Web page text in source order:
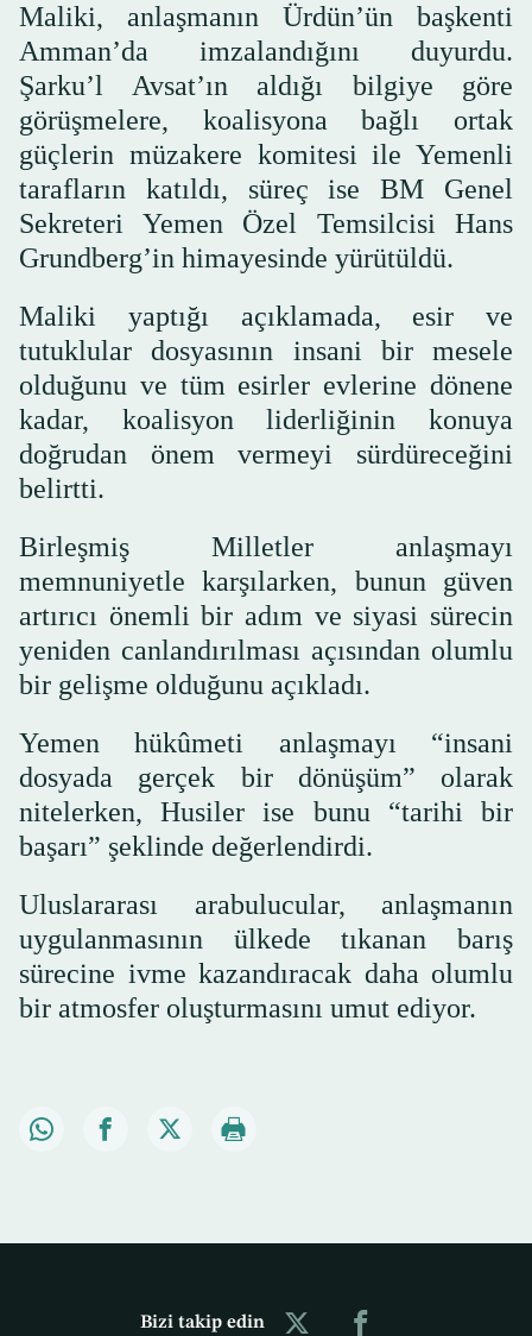
Maliki, anlaşmanın Ürdün’ün başkenti
Amman’da imzalandığını duyurdu.
Şarku’l Avsat’ın aldığı bilgiye göre
görüşmelere, koalisyona bağlı ortak
güçlerin müzakere komitesi ile Yemenli
tarafların katıldı, süreç ise BM Genel
Sekreteri Yemen Özel Temsilcisi Hans
Grundberg’in himayesinde yürütüldü.
Maliki yaptığı açıklamada, esir ve
tutuklular dosyasının insani bir mesele
olduğunu ve tüm esirler evlerine dönene
kadar, koalisyon liderliğinin konuya
doğrudan önem vermeyi sürdüreceğini
belirtti.
Birleşmiş Milletler anlaşmayı
memnuniyetle karşılarken, bunun güven
artırıcı önemli bir adım ve siyasi sürecin
yeniden canlandırılması açısından olumlu
bir gelişme olduğunu açıkladı.
Yemen hükûmeti anlaşmayı “insani
dosyada gerçek bir dönüşüm” olarak
nitelerken, Husiler ise bunu “tarihi bir
başarı” şeklinde değerlendirdi.
Uluslararası arabulucular, anlaşmanın
uygulanmasının ülkede tıkanan barış
sürecine ivme kazandıracak daha olumlu
bir atmosfer oluşturmasını umut ediyor.
Bizi takip edin